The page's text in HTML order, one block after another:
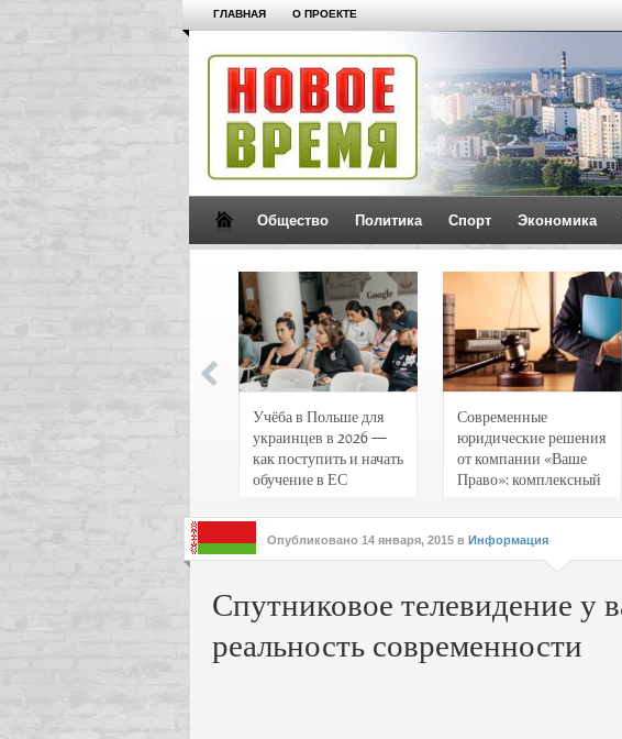
ГЛАВНАЯ О ПРОЕКТЕ
Общество Политика Спорт Экономика
Учёба в Польше для
украинцев в 2026 —
как поступить и начать
обучение в ЕС
Современные
юридические решения
от компании «Ваше
Право»: комплексный
интересов клиентов
Опубликовано 14 января, 2015 в Информация
Спутниковое телевидение у
реальность современности